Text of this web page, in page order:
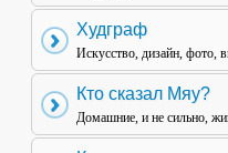
Худграф
Искусство, дизайн, фото,
Кто сказал Мяу?
Домашние, и не сильно,